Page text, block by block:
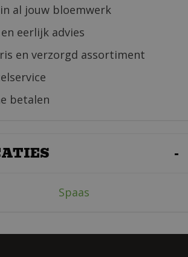
al jouw bloemwerk
eerlijk advies
en verzorgd assortiment
betalen
Spaas